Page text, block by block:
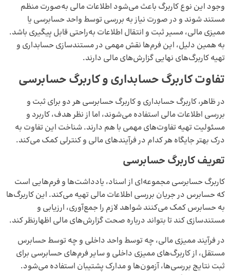
وجود این نوع کاربرگ باعث می‌شود اطلاعات مالی به‌صورت منظم
مستند شوند و در صورت نیاز به بررسی توسط واحد حسابرسی یا
ممیزی مالی، مسیر ثبت و انتقال اطلاعات به‌راحتی قابل پیگیری باشد.
به همین دلیل، این فرم‌ها نقش مهمی در مستندسازی حسابداری و
تهیه کاربرگ‌های نهایی گزارش‌های مالی دارند.
تفاوت کاربرگ حسابداری و کاربرگ حسابرسی
در ظاهر، کاربرگ حسابداری و کاربرگ حسابرسی هر دو برای ثبت و
بررسی اطلاعات مالی استفاده می‌شوند، اما از نظر هدف، کاربرد و
مسئولیت تهیه تفاوت‌های مهمی با هم دارند. شناخت این تفاوت به
درک بهتر جایگاه هر کدام در فرآیندهای مالی و کنترلی کمک می‌کند.
تعریف کاربرگ حسابرسی
کاربرگ حسابرسی مجموعه‌ای از اسناد، یادداشت‌ها و فرم‌هایی است
که حسابرس در جریان بررسی اطلاعات مالی تهیه می‌کند. این کاربرگ‌ها
به حسابرس کمک می‌کنند شواهد لازم را جمع‌آوری، ارزیابی و
مستندسازی کند تا بتواند درباره صحت گزارش‌های مالی اظهارنظر کند.
در فرآیند ممیزی مالی، چه توسط واحد داخلی و چه توسط حسابرس
مستقل، از کاربرگ‌های ممیزی داخلی و سایر فرم‌های حسابرسی برای
ثبت نتایج بررسی‌ها، آزمون‌ها و مدارک پشتیبان استفاده می‌شود.